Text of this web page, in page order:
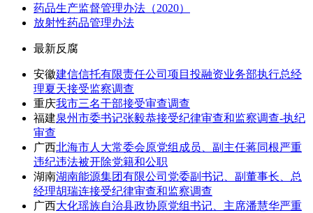
药品生产监督管理办法（2020）
放射性药品管理办法
最新反腐
安徽建信信托有限责任公司项目投融资业务部执行总经
理夏天接受监察调查
重庆我市三名干部接受审查调查
福建泉州市委书记张毅恭接受纪律审查和监察调查-执纪
审查
广西北海市人大常委会原党组成员、副主任蒋同根严重
违纪违法被开除党籍和公职
湖南湖南能源集团有限公司党委副书记、副董事长、总
经理胡瑞连接受纪律审查和监察调查
广西大化瑶族自治县政协原党组书记、主席潘慧华严重